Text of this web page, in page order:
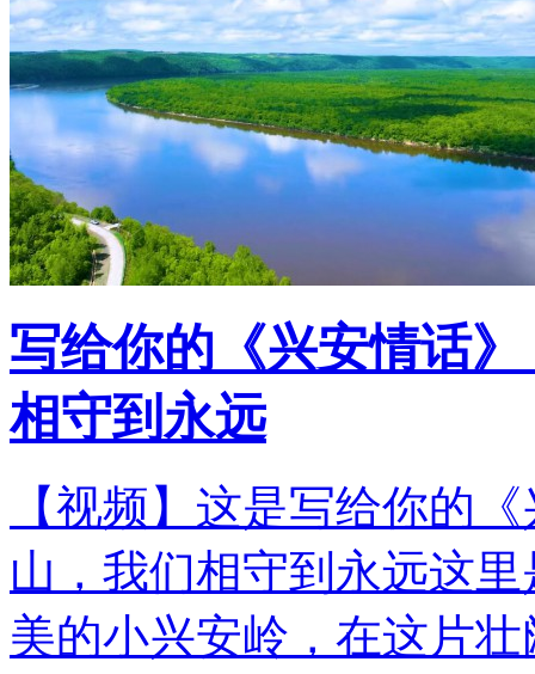
写给你的《兴安情话
相守到永远
【视频】这是写给你的
山，我们相守到永远这
美的小兴安岭，在这片